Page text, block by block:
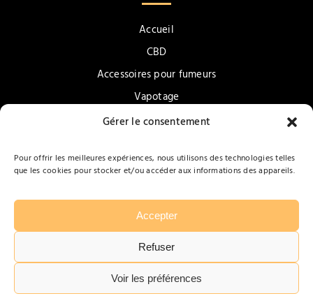
Gérer le consentement
Pour offrir les meilleures expériences, nous utilisons des technologies telles
que les cookies pour stocker et/ou accéder aux informations des appareils.
Accepter
Refuser
Voir les préférences
Accueil
CBD
Accessoires pour fumeurs
Vapotage
Confiseries & Gourmandises
Contact
Tabarbara
Mentions légales
Politique de confidentialité
Plan du site